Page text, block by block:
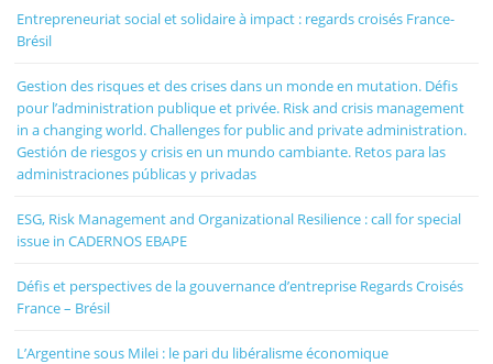
Entrepreneuriat social et solidaire à impact : regards croisés France-
Brésil
Gestion des risques et des crises dans un monde en mutation. Défis
pour l’administration publique et privée. Risk and crisis management
in a changing world. Challenges for public and private administration.
Gestión de riesgos y crisis en un mundo cambiante. Retos para las
administraciones públicas y privadas
ESG, Risk Management and Organizational Resilience : call for special
issue in CADERNOS EBAPE
Défis et perspectives de la gouvernance d’entreprise Regards Croisés
France – Brésil
L’Argentine sous Milei : le pari du libéralisme économique